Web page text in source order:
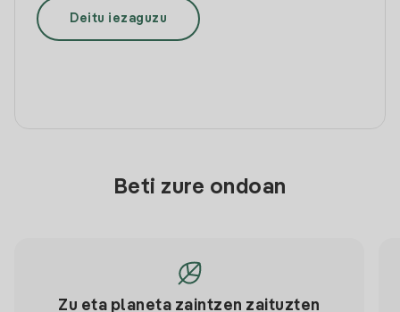
Deitu iezaguzu
Beti zure ondoan
Zu eta planeta zaintzen zaituzten